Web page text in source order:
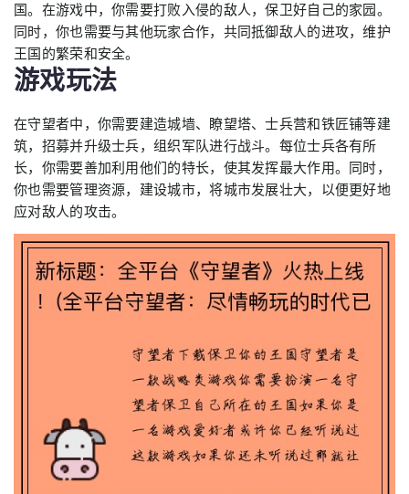
国。在游戏中，你需要打败入侵的敌人，保卫好自己的家园。
同时，你也需要与其他玩家合作，共同抵御敌人的进攻，维护
王国的繁荣和安全。
游戏玩法
在守望者中，你需要建造城墙、瞭望塔、士兵营和铁匠铺等建
筑，招募并升级士兵，组织军队进行战斗。每位士兵各有所
长，你需要善加利用他们的特长，使其发挥最大作用。同时，
你也需要管理资源，建设城市，将城市发展壮大，以便更好地
应对敌人的攻击。